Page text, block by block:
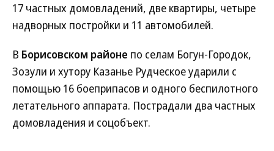
17 частных домовладений, две квартиры, четыре
надворных постройки и 11 автомобилей.
В Борисовском районе по селам Богун-Городок,
Зозули и хутору Казанье Рудческое ударили с
помощью 16 боеприпасов и одного беспилотного
летательного аппарата. Пострадали два частных
домовладения и соцобъект.